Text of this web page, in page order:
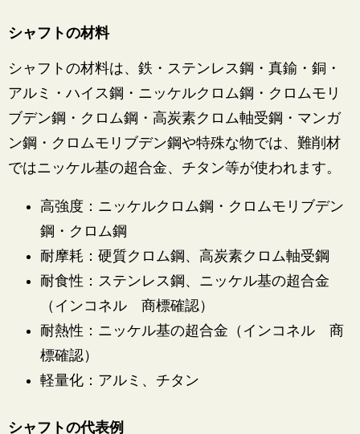
シャフトの材料
シャフトの材料は、鉄・ステンレス鋼・真鍮・銅・
アルミ・ハイス鋼・ニッケルクロム鋼・クロムモリ
ブデン鋼・クロム鋼・高炭素クロム軸受鋼・マンガ
ン鋼・クロムモリブデン鋼や特殊な物では、難削材
ではニッケル基の超合金、チタン等が使われます。
高強度：ニッケルクロム鋼・クロムモリブデン
鋼・クロム鋼
耐摩耗：硬質クロム鋼、高炭素クロム軸受鋼
耐食性：ステンレス鋼、ニッケル基の超合金
（インコネル 商標確認）
耐熱性：ニッケル基の超合金（インコネル 商
標確認）
軽量化：アルミ、チタン
シャフトの代表例